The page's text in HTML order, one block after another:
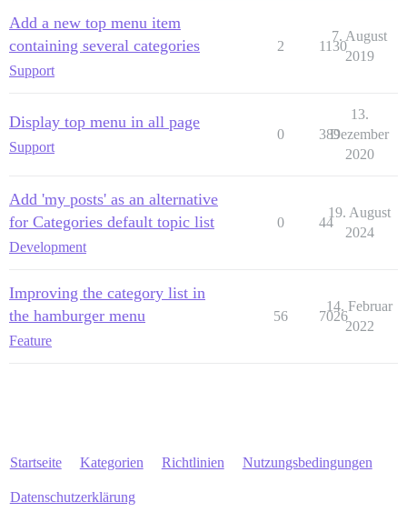
Add a new top menu item
containing several categories
Support
2 1130
7. August
2019
Display top menu in all page
Support
0 389
13.
Dezember
2020
Add 'my posts' as an alternative
for Categories default topic list
Development
0 44
19. August
2024
Improving the category list in
the hamburger menu
Feature
56 7026
14. Februar
2022
Startseite Kategorien Richtlinien Nutzungsbedingungen
Datenschutzerklärung